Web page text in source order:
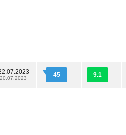
45 9.1